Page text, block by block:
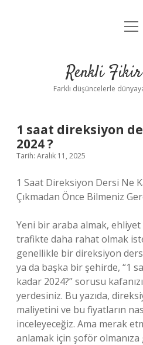
Yasal
Renkli
Farklı düşüncelerle
1 saat direksiyon
2024 ?
Tarih: Aralık 11, 2025
1 Saat Direksiyon Dersi Ne
Çıkmadan Önce Bilmeniz
Yeni bir araba almak, ehliyet
trafikte daha rahat olmak
genellikle bir direksiyon
ya da başka bir şehirde, “1
kadar 2024?” sorusu
yerdesiniz. Bu yazıda,
maliyetini ve bu fiyatların
inceleyeceğiz. Ama merak
anlamak için şoför